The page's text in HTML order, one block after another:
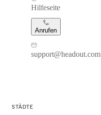
Hilfeseite
Anrufen
support@headout.com
STÄDTE